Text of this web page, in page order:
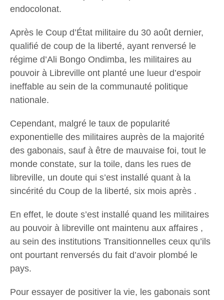
endocolonat.
Après le Coup d’État militaire du 30 août dernier,
qualifié de coup de la liberté, ayant renversé le
régime d’Ali Bongo Ondimba, les militaires au
pouvoir à Libreville ont planté une lueur d’espoir
ineffable au sein de la communauté politique
nationale.
Cependant, malgré le taux de popularité
exponentielle des militaires auprès de la majorité
des gabonais, sauf à être de mauvaise foi, tout le
monde constate, sur la toile, dans les rues de
libreville, un doute qui s’est installé quant à la
sincérité du Coup de la liberté, six mois après .
En effet, le doute s’est installé quand les militaires
au pouvoir à libreville ont maintenu aux affaires ,
au sein des institutions Transitionnelles ceux qu’ils
ont pourtant renversés du fait d’avoir plombé le
pays.
Pour essayer de positiver la vie, les gabonais sont